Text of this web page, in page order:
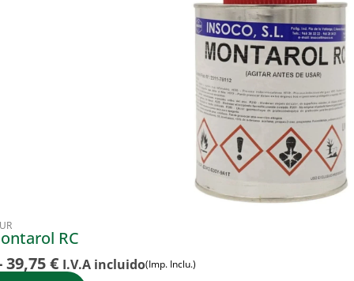
RC
39,75€ I.V.A incluido(Imp. Inclu.)